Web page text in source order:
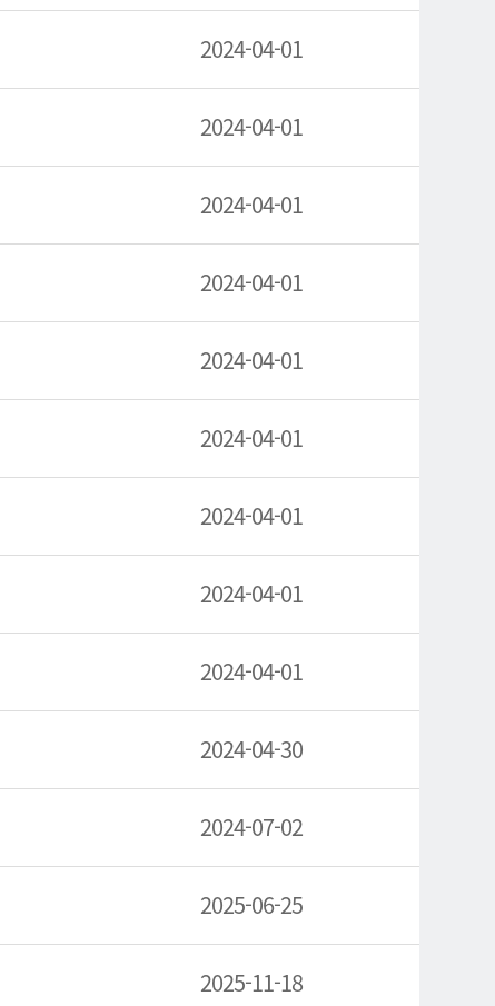
2024-04-01
2024-04-01
2024-04-01
2024-04-01
2024-04-01
2024-04-01
2024-04-01
2024-04-01
2024-04-01
2024-04-30
2024-07-02
2025-06-25
2025-11-18